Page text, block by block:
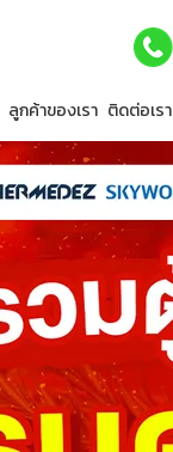
ลูกค้าของเรา ติดต่อเรา